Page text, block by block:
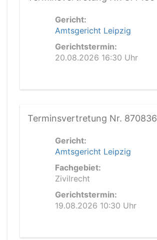
Gericht:
Amtsgericht Leipzig
Gerichtstermin:
20.08.2026 16:30 Uhr
Terminsvertretung Nr. 870836
Gericht:
Amtsgericht Leipzig
Fachgebiet:
Zivilrecht
Gerichtstermin:
19.08.2026 10:30 Uhr